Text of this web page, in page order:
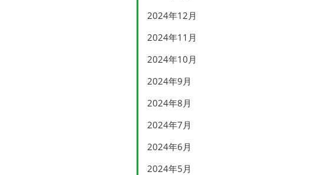
2024年12月
2024年11月
2024年10月
2024年9月
2024年8月
2024年7月
2024年6月
2024年5月